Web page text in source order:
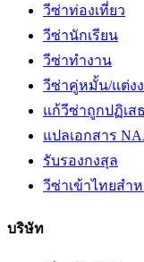
วีซ่าท่องเที่ยว
วีซ่านักเรียน
วีซ่าทำงาน
วีซ่าคู่หมั้น/แต่ง
แก้วีซ่าถูกปฏิเสธ
แปลเอกสาร
รับรองกงสุล
วีซ่าเข้าไทยสำ
บริษัท